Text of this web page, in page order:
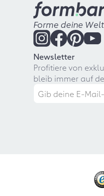
Forme deine Welt
Newsletter
Profitiere von
bleib immer auf